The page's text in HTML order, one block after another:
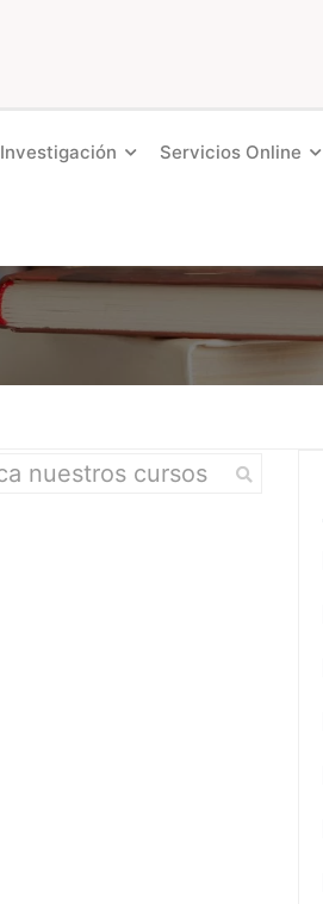
Investigación Servicios Online